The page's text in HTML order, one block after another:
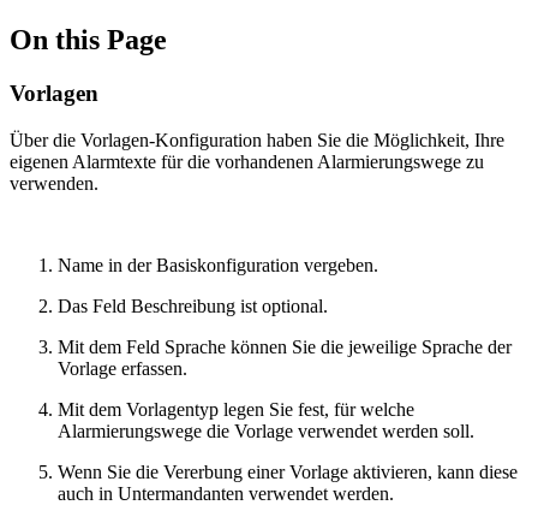
On this Page
Vorlagen
Über die Vorlagen-Konfiguration haben Sie die Möglichkeit, Ihre
eigenen Alarmtexte für die vorhandenen Alarmierungswege zu
verwenden.
Name in der Basiskonfiguration vergeben.
Das Feld Beschreibung ist optional.
Mit dem Feld Sprache können Sie die jeweilige Sprache der
Vorlage erfassen.
Mit dem Vorlagentyp legen Sie fest, für welche
Alarmierungswege die Vorlage verwendet werden soll.
Wenn Sie die Vererbung einer Vorlage aktivieren, kann diese
auch in Untermandanten verwendet werden.